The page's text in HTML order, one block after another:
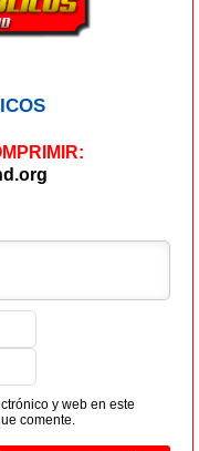
y web en este
comente.